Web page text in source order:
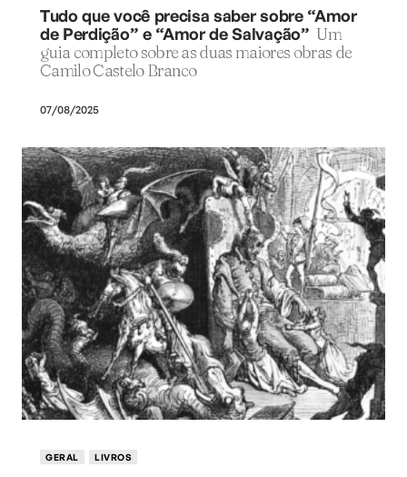
Tudo que você precisa saber sobre “Amor
de Perdição” e “Amor de Salvação” Um
guia completo sobre as duas maiores obras de
Camilo Castelo Branco
07/08/2025
GERAL LIVROS